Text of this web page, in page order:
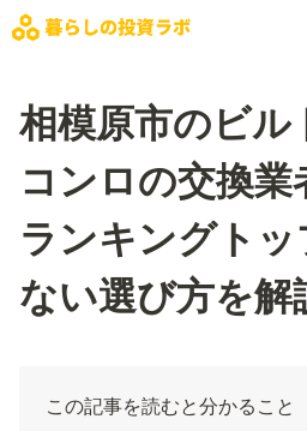
相模原市のビル
コンロの交換
ランキングト
ない選び方を解
この記事を読むと分かること